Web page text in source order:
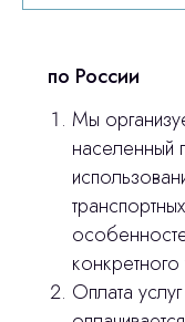
по России
Мы
населенный
Оплата
оставьте
ответим на
© 2024 ЛС Дентал
Главная